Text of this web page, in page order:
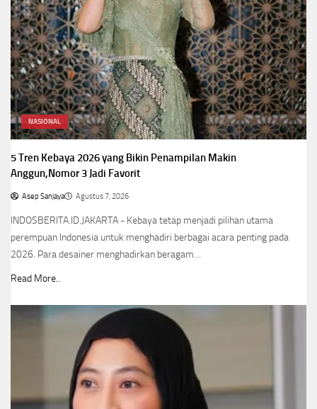
NASIONAL
5 Tren Kebaya 2026 yang Bikin Penampilan Makin
Anggun,Nomor 3 Jadi Favorit
Asep Sanjaya Agustus 7, 2026
INDOSBERITA.ID.JAKARTA - Kebaya tetap menjadi pilihan utama
perempuan Indonesia untuk menghadiri berbagai acara penting pada
2026. Para desainer menghadirkan beragam…
Read More..